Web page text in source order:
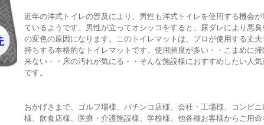
近年の洋式トイレの普及により、男性も洋式トイレを使用する機会が
ているようです。男性が立ってオシッコをすると、尿ダレにより悪臭
の変色の原因になります。このトイレマットは、プロが使用する丈夫
持ちする本格的なトイレマットです。使用頻度が多い・・こまめに掃
来ない・・床の汚れが気にる・・そんな施設様におすすめしたい人気
です。
おかげさまで、ゴルフ場様、パチンコ店様、会社・工場様、コンビニ
様、飲食店様、医療・介護施設様、学校様、他各種お客様からご用命